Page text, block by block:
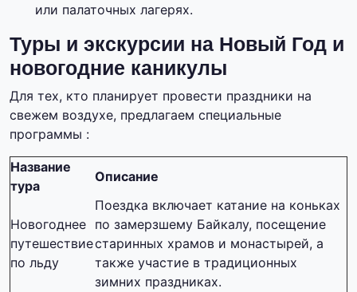
или палаточных лагерях.
Туры и экскурсии на Новый Год и
новогодние каникулы
Для тех, кто планирует провести праздники на
свежем воздухе, предлагаем специальные
программы :
Название
тура
Описание
Новогоднее
путешествие
по льду
Поездка включает катание на коньках
по замерзшему Байкалу, посещение
старинных храмов и монастырей, а
также участие в традиционных
зимних праздниках.